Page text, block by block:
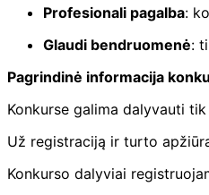
Profesionali pagalba:
Glaudi bendruomenė:
Pagrindinė informacija
Konkurse galima dalyvauti
Už registraciją ir turto
Konkurso dalyviai